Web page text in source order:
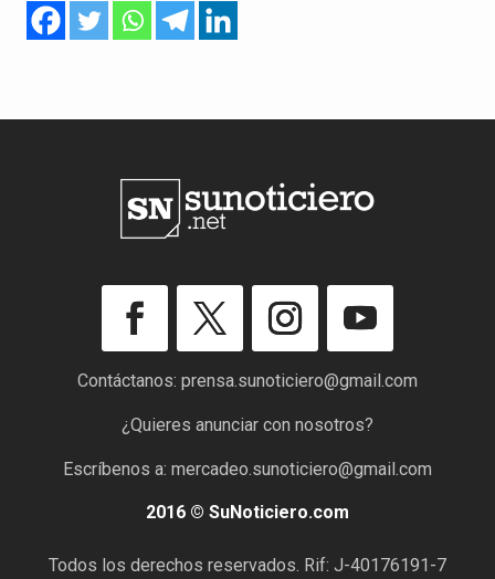
Contáctanos: prensa.sunoticiero@gmail.com
¿Quieres anunciar con nosotros?
Escríbenos a: mercadeo.sunoticiero@gmail.com
2016 © SuNoticiero.com
Todos los derechos reservados. Rif: J-40176191-7